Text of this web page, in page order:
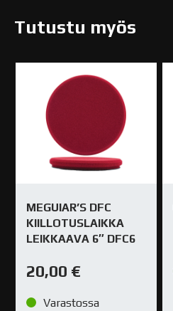
Tutustu myös
MEGUIAR’S DFC
KIILLOTUSLAIKKA
LEIKKAAVA 6″ DFC6
20,00 €
Varastossa